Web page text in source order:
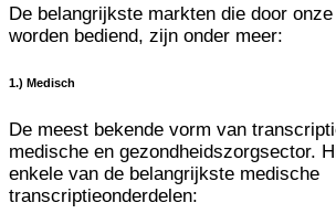
De belangrijkste markten die door
worden bediend, zijn onder meer:
1.) Medisch
De meest bekende vorm van
medische en gezondheidszorgsector.
enkele van de belangrijkste medische
transcriptieonderdelen: